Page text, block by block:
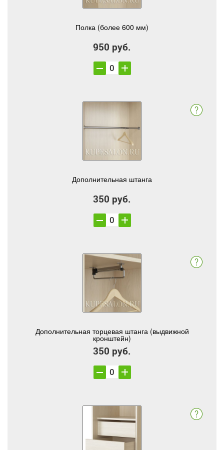
Полка (более 600 мм)
950 руб.
Дополнительная штанга
350 руб.
Дополнительная торцевая штанга (выдвижной
кронштейн)
350 руб.